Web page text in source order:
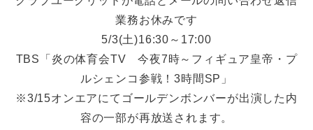
業務お休みです
5/3(土)16:30～17:00
TBS「炎の体育会TV 今夜7時～フィギュア皇帝・プ
ルシェンコ参戦！3時間SP」
※3/15オンエアにてゴールデンボンバーが出演した内
容の一部が再放送されます。